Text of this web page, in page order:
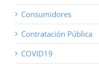
Consumidores
Contratación Pública
COVID19